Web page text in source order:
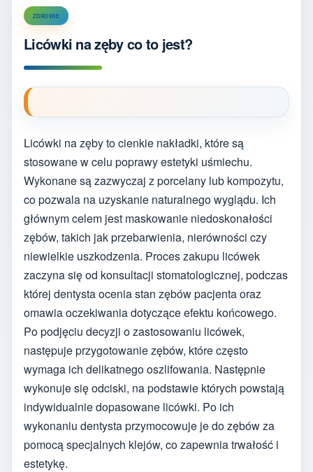
ZDROWIE
Licówki na zęby co to jest?
Licówki na zęby to cienkie nakładki, które są
stosowane w celu poprawy estetyki uśmiechu.
Wykonane są zazwyczaj z porcelany lub kompozytu,
co pozwala na uzyskanie naturalnego wyglądu. Ich
głównym celem jest maskowanie niedoskonałości
zębów, takich jak przebarwienia, nierówności czy
niewielkie uszkodzenia. Proces zakupu licówek
zaczyna się od konsultacji stomatologicznej, podczas
której dentysta ocenia stan zębów pacjenta oraz
omawia oczekiwania dotyczące efektu końcowego.
Po podjęciu decyzji o zastosowaniu licówek,
następuje przygotowanie zębów, które często
wymaga ich delikatnego oszlifowania. Następnie
wykonuje się odciski, na podstawie których powstają
indywidualnie dopasowane licówki. Po ich
wykonaniu dentysta przymocowuje je do zębów za
pomocą specjalnych klejów, co zapewnia trwałość i
estetykę.